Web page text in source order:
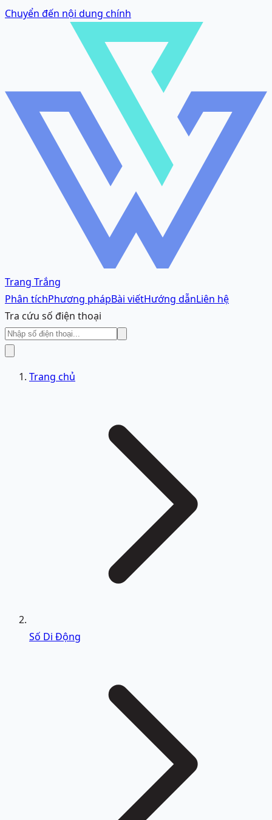
Chuyển đến nội dung chính
Trang Trắng
Phân tíchPhương phápBài viếtHướng dẫnLiên hệ
Tra cứu số điện thoại
Trang chủ
Số Di Động